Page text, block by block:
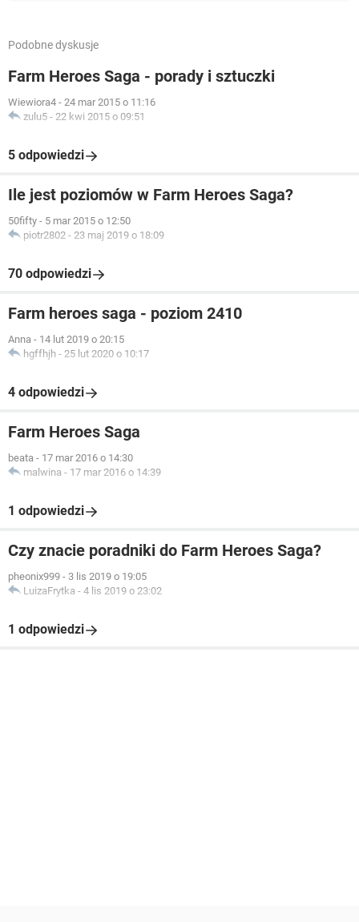
Podobne dyskusje
Farm Heroes Saga - porady i sztuczki
Wiewiora4 - 24 mar 2015 o 11:16
zulu5 - 22 kwi 2015 o 09:51
5 odpowiedzi
Ile jest poziomów w Farm Heroes Saga?
50fifty - 5 mar 2015 o 12:50
piotr2802 - 23 maj 2019 o 18:09
70 odpowiedzi
Farm heroes saga - poziom 2410
Anna - 14 lut 2019 o 20:15
hgffhjh - 25 lut 2020 o 10:17
4 odpowiedzi
Farm Heroes Saga
beata - 17 mar 2016 o 14:30
malwina - 17 mar 2016 o 14:39
1 odpowiedzi
Czy znacie poradniki do Farm Heroes Saga?
pheonix999 - 3 lis 2019 o 19:05
LuizaFrytka - 4 lis 2019 o 23:02
1 odpowiedzi